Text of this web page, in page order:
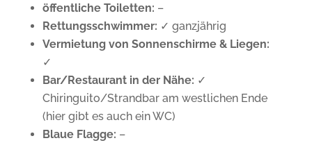
öffentliche Toiletten: –
Rettungsschwimmer: ✓ ganzjährig
Vermietung von Sonnenschirme & Liegen:
✓
Bar/Restaurant in der Nähe: ✓
Chiringuito/Strandbar am westlichen Ende
(hier gibt es auch ein WC)
Blaue Flagge: –